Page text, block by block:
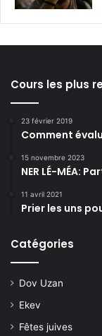
Cours les plus
23 février 2019
Comment
15 novembre 2023
NER LÉ-MÉA:
11 avril 2021
Prier les uns
Catégories
Dov Uzan
Ekev
Fêtes juives